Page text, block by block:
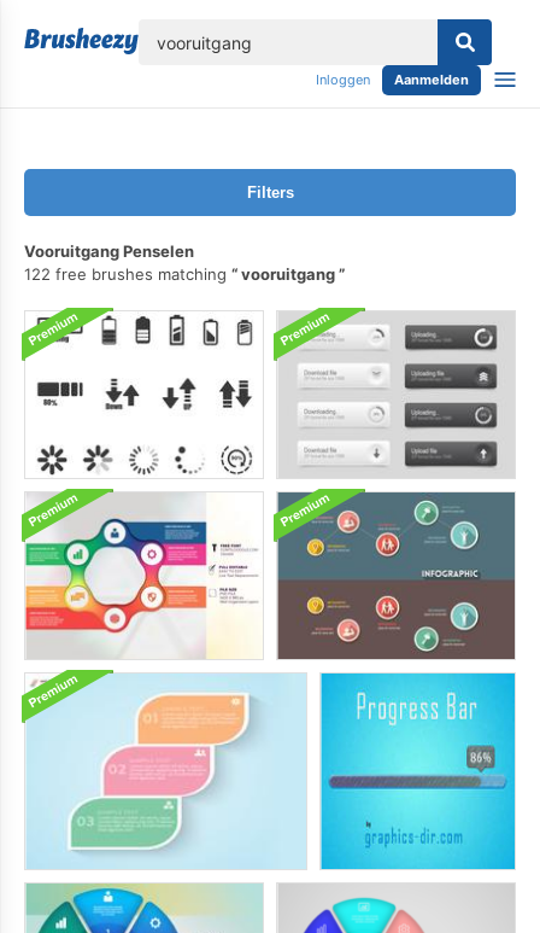
Inloggen Aanmelden
Filters
Vooruitgang Penselen
122 free brushes matching
vooruitgang